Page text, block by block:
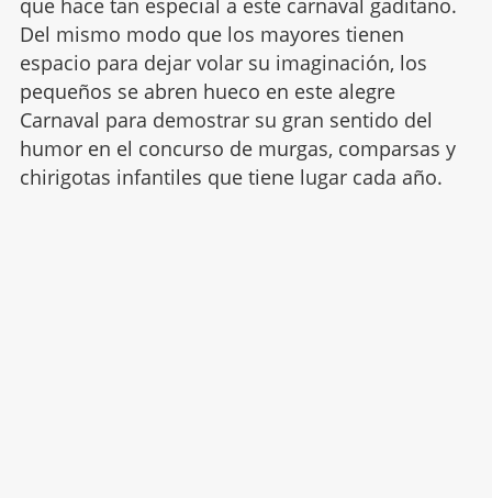
que hace tan especial a este carnaval gaditano.
Del mismo modo que los mayores tienen
espacio para dejar volar su imaginación, los
pequeños se abren hueco en este alegre
Carnaval para demostrar su gran sentido del
humor en el concurso de murgas, comparsas y
chirigotas infantiles que tiene lugar cada año.